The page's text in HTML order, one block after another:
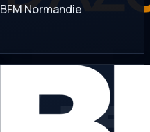
BFM Normandie